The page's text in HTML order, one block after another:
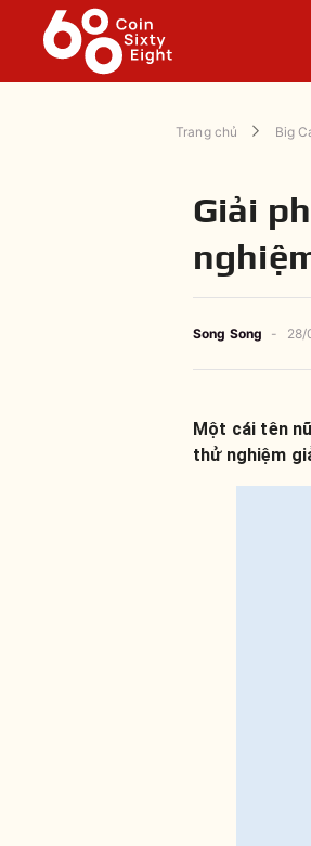
Trang chủ Big
Giải
Song Song - 28/
Một cái tên
thử nghiệm